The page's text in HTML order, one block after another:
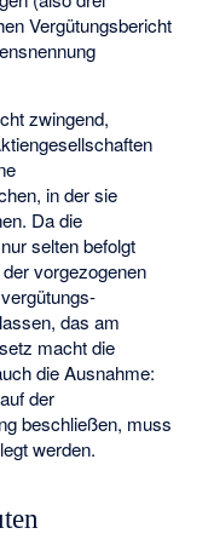
Vergütungsbericht
zwingend,
in der sie
Da die
selten befolgt
vorgezogenen
das am
macht die
die Ausnahme:
der
beschließen, muss
werden.